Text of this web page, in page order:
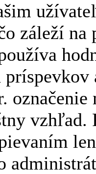
záleží
vzhľad.